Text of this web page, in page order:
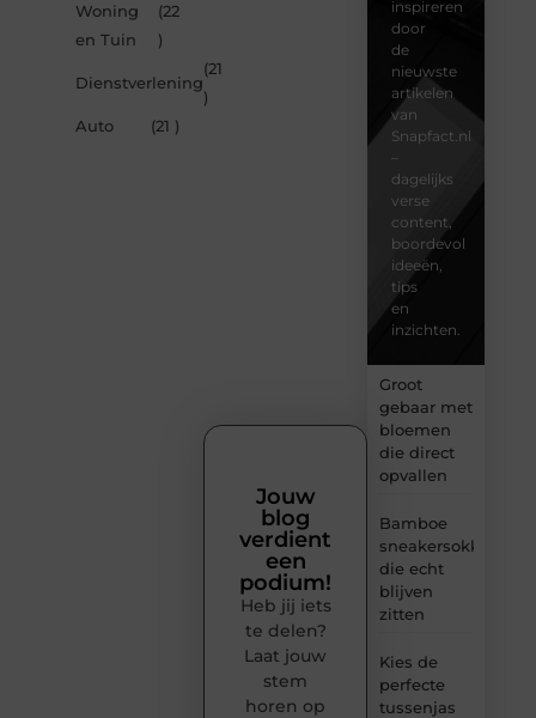
Woning
en Tuin
(22
)
Dienstverlening
(21
)
Auto
(21 )
inspireren
door
de
nieuwste
artikelen
van
Snapfact.nl
–
dagelijks
verse
content,
boordevol
ideeën,
tips
en
inzichten.
Groot
gebaar met
bloemen
die direct
opvallen
Bamboe
sneakersokken
die echt
blijven
zitten
Kies de
perfecte
tussenjas
Jouw
blog
verdient
een
podium!
Heb jij iets
te delen?
Laat jouw
stem
horen op